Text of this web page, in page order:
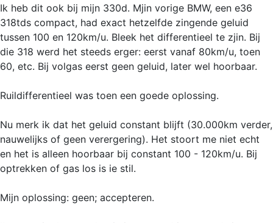
Ik heb dit ook bij mijn 330d. Mjin vorige BMW, een e36
318tds compact, had exact hetzelfde zingende geluid
tussen 100 en 120km/u. Bleek het differentieel te zjin. Bij
die 318 werd het steeds erger: eerst vanaf 80km/u, toen
60, etc. Bij volgas eerst geen geluid, later wel hoorbaar.
Ruildifferentieel was toen een goede oplossing.
Nu merk ik dat het geluid constant blijft (30.000km verder,
nauwelijks of geen verergering). Het stoort me niet echt
en het is alleen hoorbaar bij constant 100 - 120km/u. Bij
optrekken of gas los is ie stil.
Mijn oplossing: geen; accepteren.